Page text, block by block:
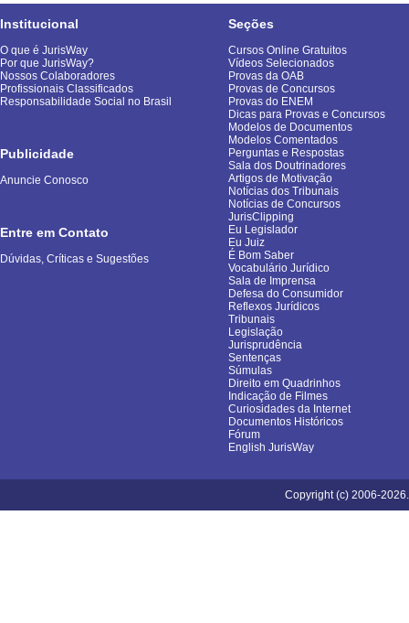
Institucional
O que é JurisWay
Por que JurisWay?
Nossos Colaboradores
Profissionais Classificados
Responsabilidade Social no Brasil
Publicidade
Anuncie Conosco
Entre em Contato
Dúvidas, Críticas e Sugestões
Seções
Cursos Online Gratuitos
Vídeos Selecionados
Provas da OAB
Provas de Concursos
Provas do ENEM
Dicas para Provas e Concursos
Modelos de Documentos
Modelos Comentados
Perguntas e Respostas
Sala dos Doutrinadores
Artigos de Motivação
Notícias dos Tribunais
Notícias de Concursos
JurisClipping
Eu Legislador
Eu Juiz
É Bom Saber
Vocabulário Jurídico
Sala de Imprensa
Defesa do Consumidor
Reflexos Jurídicos
Tribunais
Legislação
Jurisprudência
Sentenças
Súmulas
Direito em Quadrinhos
Indicação de Filmes
Curiosidades da Internet
Documentos Históricos
Fórum
English JurisWay
Copyright (c) 2006-